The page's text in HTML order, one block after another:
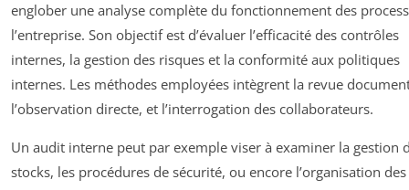
englober une analyse complète du fonctionnement des
l’entreprise. Son objectif est d’évaluer l’efficacité des contrôles
internes, la gestion des risques et la conformité aux politiques
internes. Les méthodes employées intègrent la revue
l’observation directe, et l’interrogation des collaborateurs.
Un audit interne peut par exemple viser à examiner la gestion
stocks, les procédures de sécurité, ou encore l’organisation des